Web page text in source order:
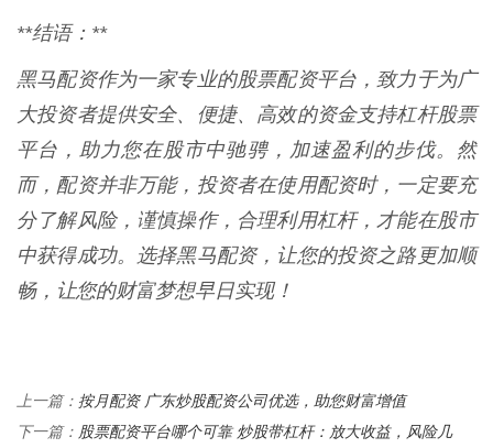
**结语：**
黑马配资作为一家专业的股票配资平台，致力于为广
大投资者提供安全、便捷、高效的资金支持杠杆股票
平台，助力您在股市中驰骋，加速盈利的步伐。然
而，配资并非万能，投资者在使用配资时，一定要充
分了解风险，谨慎操作，合理利用杠杆，才能在股市
中获得成功。选择黑马配资，让您的投资之路更加顺
畅，让您的财富梦想早日实现！
上一篇： 按月配资 广东炒股配资公司优选，助您财富增值
下一篇： 股票配资平台哪个可靠 炒股带杠杆：放大收益，风险几